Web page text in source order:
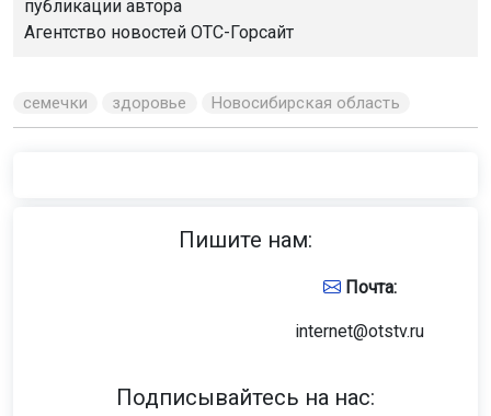
публикации автора
Агентство новостей ОТС-Горсайт
семечки здоровье Новосибирская область
Пишите нам:
Почта:
internet@otstv.ru
Подписывайтесь на нас: